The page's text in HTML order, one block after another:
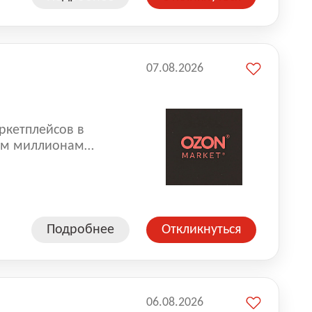
в
миллионам
сети, где
Ozon
Подробнее
07.08.2026
Откликнуться
06.08.2026